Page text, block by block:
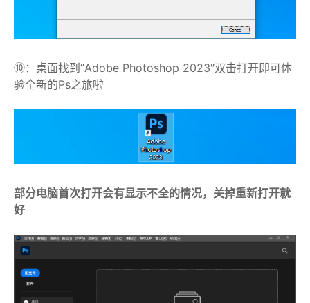
⑩：桌面找到”Adobe Photoshop 2023″双击打开即可体
验全新的Ps之旅啦
部分电脑首次打开会有显示不全的情况，关掉重新打开就
好